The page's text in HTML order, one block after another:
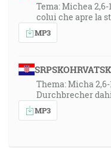
Tema: Michea
colui che apre la
MP3
Thema: Micha
Durchbrecher
MP3